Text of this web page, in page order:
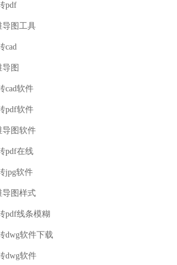
pdf
导图工具
cad
图
cad软件
pdf软件
导图软件
pdf在线
jpg软件
导图样式
pdf线条模糊
dwg软件下载
dwg软件